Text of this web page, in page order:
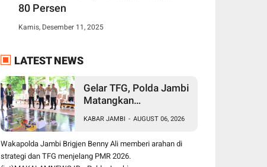
80 Persen
Kamis, Desember 11, 2025
LATEST NEWS
Gelar TFG, Polda Jambi
Matangkan
Merdeka Run 2026,
Libatkan 1.750
Personel
KABAR JAMBI - AUGUST 06, 2026
Wakapolda Jambi Brigjen Benny Ali memberi arahan di
strategi dan TFG menjelang PMR 2026.